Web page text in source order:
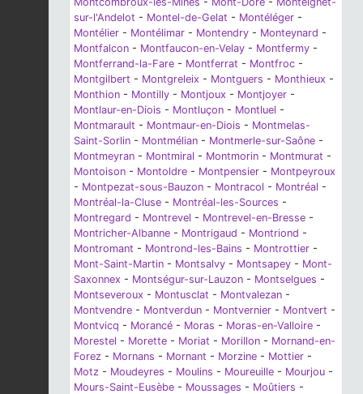
sur-l'Andelot - Montel-de-Gelat - Montéléger -
Montélier - Montélimar - Montendry - Monteynard -
Montfalcon - Montfaucon-en-Velay - Montfermy -
Montferrand-la-Fare - Montferrat - Montfroc -
Montgilbert - Montgreleix - Montguers - Monthieux -
Monthion - Montilly - Montjoux - Montjoyer -
Montlaur-en-Diois - Montluçon - Montluel -
Montmarault - Montmaur-en-Diois - Montmelas-
Saint-Sorlin - Montmélian - Montmerle-sur-Saône -
Montmeyran - Montmiral - Montmorin - Montmurat -
Montoison - Montoldre - Montpensier - Montpeyroux
- Montpezat-sous-Bauzon - Montracol - Montréal -
Montréal-la-Cluse - Montréal-les-Sources -
Montregard - Montrevel - Montrevel-en-Bresse -
Montricher-Albanne - Montrigaud - Montriond -
Montromant - Montrond-les-Bains - Montrottier -
Mont-Saint-Martin - Montsalvy - Montsapey - Mont-
Saxonnex - Montségur-sur-Lauzon - Montselgues -
Montseveroux - Montusclat - Montvalezan -
Montvendre - Montverdun - Montvernier - Montvert -
Montvicq - Morancé - Moras - Moras-en-Valloire -
Morestel - Morette - Moriat - Morillon - Mornand-en-
Forez - Mornans - Mornant - Morzine - Mottier -
Motz - Moudeyres - Moulins - Moureuille - Mourjou -
Mours-Saint-Eusèbe - Moussages - Moûtiers -